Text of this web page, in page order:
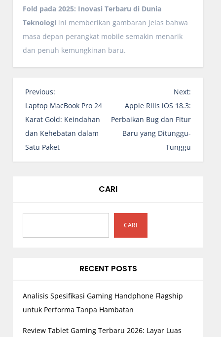
Fold pada 2025: Inovasi Terbaru di Dunia
Teknologi ini memberikan gambaran jelas bahwa
masa depan perangkat mobile semakin menarik
dan penuh kemungkinan baru.
N
a
v
i
g
o
Previous:
Laptop MacBook Pro 24
Karat Gold: Keindahan
dan Kehebatan dalam
Satu Paket
Next:
Apple Rilis iOS 18.3:
Perbaikan Bug dan Fitur
Baru yang Ditunggu-
Tunggu
CARI
CARI
RECENT POSTS
Analisis Spesifikasi Gaming Handphone Flagship
untuk Performa Tanpa Hambatan
Review Tablet Gaming Terbaru 2026: Layar Luas